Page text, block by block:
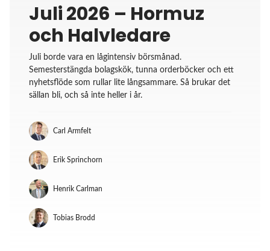
Juli 2026 – Hormuz
och Halvledare
Juli borde vara en lågintensiv börsmånad.
Semesterstängda bolagskök, tunna orderböcker och ett
nyhetsflöde som rullar lite långsammare. Så brukar det
sällan bli, och så inte heller i år.
Carl Armfelt
Erik Sprinchorn
Henrik Carlman
Tobias Brodd